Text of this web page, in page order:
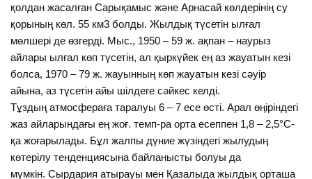
қолдан жасалған Сарықамыс және Арнасай көлдерінің су
қорының көл. 55 км3 болды. Жылдық түсетін ылғал
мөлшері де өзгерді. Мыс., 1950 – 59 ж. ақпан – наурыз
айлары ылғал көп түсетін, ал қыркүйек ең аз жауатын кезі
болса, 1970 – 79 ж. жауынның көп жауатын кезі сәуір
айына, аз түсетін айы шілдеге сәйкес келді.
Тұздың атмосфераға таралуы 6 – 7 есе өсті. Арал өңіріндегі
жаз айларындағы ең жоғ. темп-ра орта есеппен 1,8 – 2,5°С-
қа жоғарылады. Бұл жалпы дүние жүзіндегі жылудың
көтерілу тенденциясына байланысты болуы да
мүмкін. Сырдария атырауы мен Қазалыда жылдық орташа